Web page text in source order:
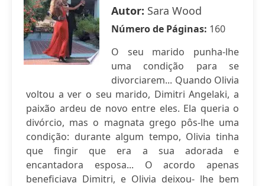
Autor: Sara Wood
Número de Páginas: 160
O seu marido punha-lhe
uma condição para se
divorciarem... Quando Olivia
voltou a ver o seu marido, Dimitri Angelaki, a
paixão ardeu de novo entre eles. Ela queria o
divórcio, mas o magnata grego pôs-lhe uma
condição: durante algum tempo, Olivia tinha
que fingir que era a sua adorada e
encantadora esposa... O acordo apenas
beneficiava Dimitri, e Olivia deixou- lhe bem